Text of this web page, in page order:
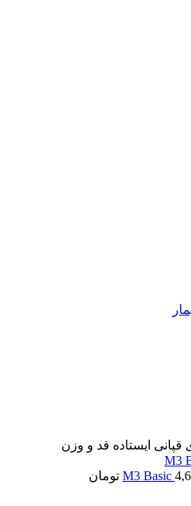
قپانی ایستاده قد و وزن
تومان